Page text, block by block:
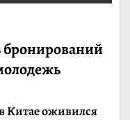
бронирований
Китае оживился